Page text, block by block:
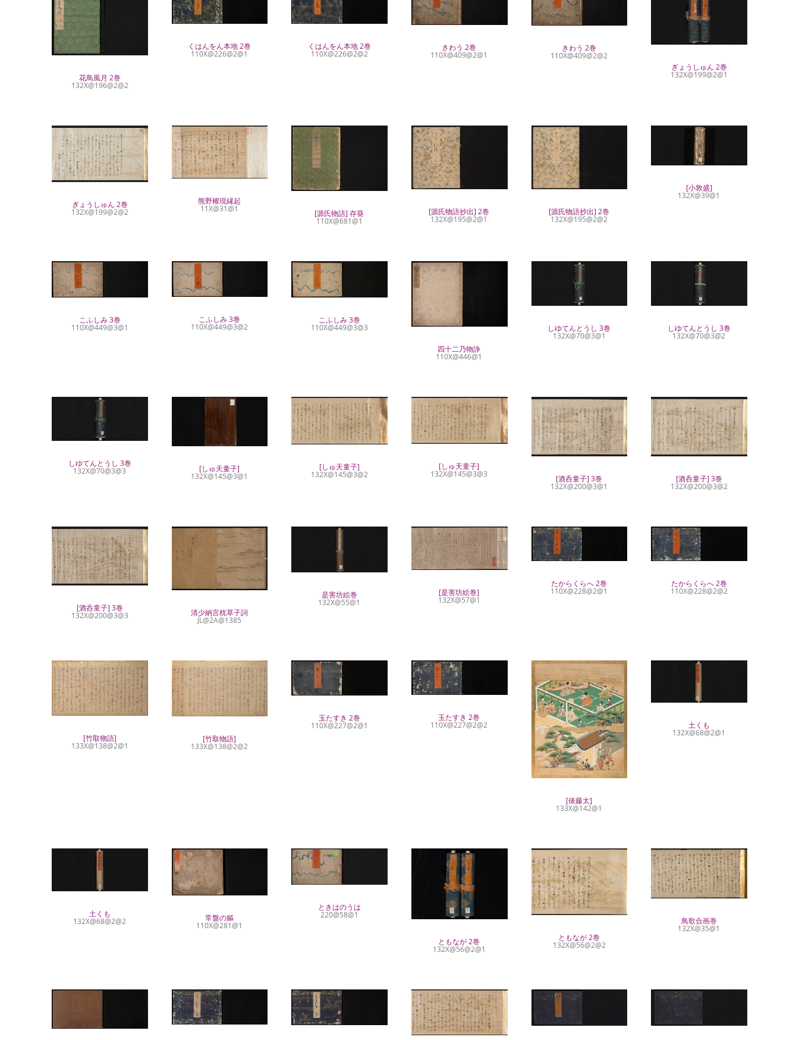
花鳥風月 2巻
132X@196@2@2
くはんをん本地 2巻
110X@226@2@1
くはんをん本地 2巻
110X@226@2@2
きわう 2巻
110X@409@2@1
きわう 2巻
110X@409@2@2
ぎょうしゅん 2巻
132X@199@2@1
ぎょうしゅん 2巻
132X@199@2@2
熊野權現縁起
11X@31@1 [源氏物語] 存葵
110X@681@1
[源氏物語抄出] 2巻
132X@195@2@1
[源氏物語抄出] 2巻
132X@195@2@2
[小敦盛]
132X@39@1
こふしみ 3巻
110X@449@3@1
こふしみ 3巻
110X@449@3@2
こふしみ 3巻
110X@449@3@3
四十二乃物諍
110X@446@1
しゆてんとうし 3巻
132X@70@3@1
しゆてんとうし 3巻
132X@70@3@2
しゆてんとうし 3巻
132X@70@3@3 [しゅ天童子]
132X@145@3@1
[しゅ天童子]
132X@145@3@2
[しゅ天童子]
132X@145@3@3 [酒呑童子] 3巻
132X@200@3@1
[酒呑童子] 3巻
132X@200@3@2
[酒呑童子] 3巻
132X@200@3@3 清少納言枕草子詞
JL@2A@1385
是害坊絵巻
132X@55@1
[是害坊絵巻]
132X@57@1
たからくらへ 2巻
110X@228@2@1
たからくらへ 2巻
110X@228@2@2
[竹取物語]
133X@138@2@1
[竹取物語]
133X@138@2@2
玉たすき 2巻
110X@227@2@1
玉たすき 2巻
110X@227@2@2
[俵藤太]
133X@142@1
土くも
132X@68@2@1
土くも
132X@68@2@2 常盤の嫗
110X@281@1
ときはのうは
220@58@1
ともなが 2巻
132X@56@2@1
ともなが 2巻
132X@56@2@2
鳥歌合画巻
132X@35@1